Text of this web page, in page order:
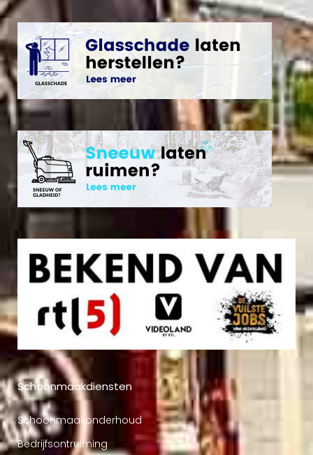
Schoonmaakdiensten
Schoonmaakonderhoud
Bedrijfsontruiming